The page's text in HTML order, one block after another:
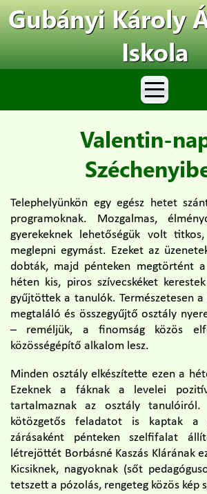
Gubányi Károly
Iskola
Valentin-
Telephelyünkön egy egész hetet
programoknak. Mozgalmas,
gyerekeknek lehetőségük volt
meglepni egymást. Ezeket az
dobták, majd pénteken megtörtént a
héten kis, piros szívecskéket
gyűjtöttek a tanulók. Természetesen a
megtaláló és összegyűjtő osztály
– reméljük, a finomság közös
közösségépítő alkalom lesz.
Minden osztály elkészítette ezen a
Ezeknek a fáknak a levelei
tartalmaznak az osztály tanulóiról.
kötözgetős feladatot is kaptak a
zárásaként pénteken szelfifalat
létrejöttét Borbásné Kaszás Klárának
Kicsiknek, nagyoknak (sőt
tetszett a pózolás, rengeteg közös kép